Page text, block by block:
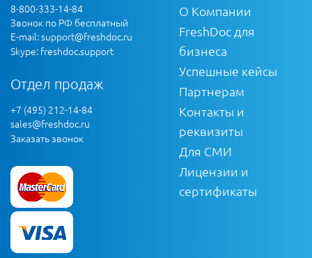
8-800-333-14-84
Звонок по РФ бесплатный
E-mail:support@freshdoc.ru
Skype: freshdoc.support
Отдел продаж
+7 (495) 212-14-84
sales@freshdoc.ru
Заказать звонок
О Компании
FreshDoc для
бизнеса
Успешные кейсы
Партнерам
Контакты и
реквизиты
Для СМИ
Лицензии и
сертификаты